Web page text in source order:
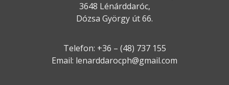
3648 Lénárddaróc,
Dózsa György út 66.
Telefon: +36 – (48) 737 155
Email: lenarddarocph@gmail.com